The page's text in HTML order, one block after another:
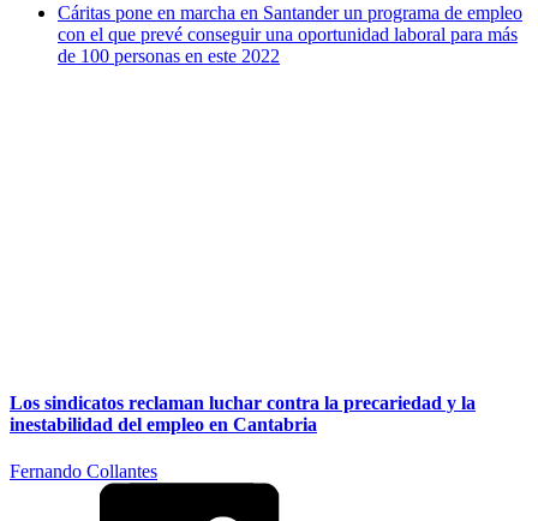
Cáritas pone en marcha en Santander un programa de empleo
con el que prevé conseguir una oportunidad laboral para más
de 100 personas en este 2022
Los sindicatos reclaman luchar contra la precariedad y la
inestabilidad del empleo en Cantabria
Fernando Collantes